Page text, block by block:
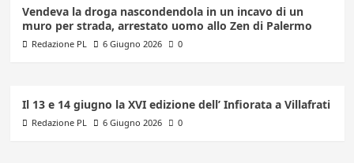
Vendeva la droga nascondendola in un incavo di un
muro per strada, arrestato uomo allo Zen di Palermo
Redazione PL 6 Giugno 2026 0
Il 13 e 14 giugno la XVI edizione dell’ Infiorata a Villafrati
Redazione PL 6 Giugno 2026 0